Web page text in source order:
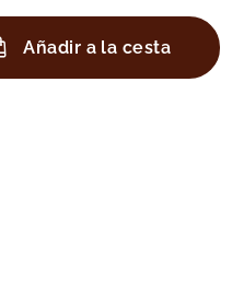
Añadir a la cesta